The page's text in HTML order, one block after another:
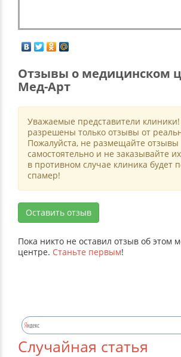
Отзывы о медицинском
Мед-Арт
Уважаемые представители клиники!
разрешены только отзывы от
Пожалуйста, не размещайте отзывы
самостоятельно и не заказывайте
в противном случае клиника будет
спамер!
Оставить отзыв
Пока никто не оставил отзыв об этом
центре. Станьте первым!
Случайная статья